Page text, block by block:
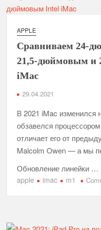
Электрокар Apple может
Эволюция камер в
Разбираемся с
Послушай Илон, давай я
модерации контента в
Apple становится
заявления о
APPLE
Сравниваем 24-
21,5-дюймовым и
iMac
29.04.2021
В 2021 iMac изменился
обзавелся
отличает его от
Malcolm Owen — а мы
Обновление линейки …
apple imac m1